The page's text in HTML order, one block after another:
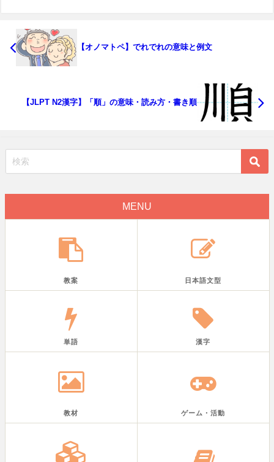
【オノマトペ】でれでれの意味と例文
【JLPT N2漢字】「順」の意味・読み方・書き順
MENU
教案 日本語文型
単語 漢字
教材 ゲーム・活動